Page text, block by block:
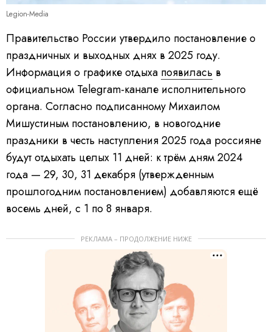
Legion-Media
Правительство России утвердило постановление о
праздничных и выходных днях в 2025 году.
Информация о графике отдыха появилась в
официальном Telegram-канале исполнительного
органа. Согласно подписанному Михаилом
Мишустиным постановлению, в новогодние
праздники в честь наступления 2025 года россияне
будут отдыхать целых 11 дней: к трём дням 2024
года — 29, 30, 31 декабря (утвержденным
прошлогодним постановлением) добавляются ещё
восемь дней, с 1 по 8 января.
РЕКЛАМА – ПРОДОЛЖЕНИЕ НИЖЕ